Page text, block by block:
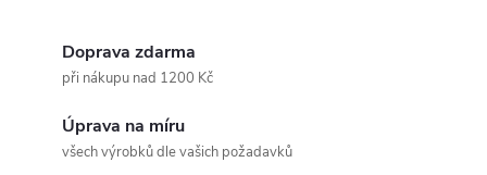
Doprava zdarma
při nákupu nad 1200 Kč
Úprava na míru
všech výrobků dle vašich požadavků